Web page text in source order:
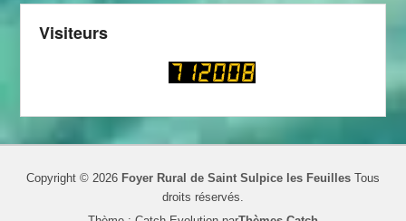
Visiteurs
Copyright © 2026 Foyer Rural de Saint Sulpice les Feuilles Tous
droits réservés.